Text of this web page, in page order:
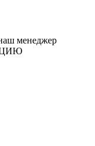
менеджер